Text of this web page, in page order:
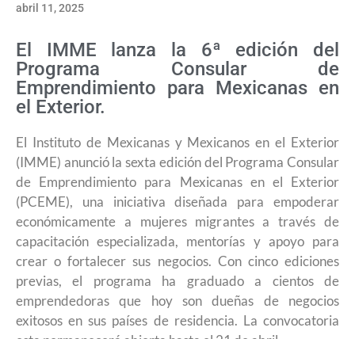
abril 11, 2025
El IMME lanza la 6ª edición del
Programa Consular de
Emprendimiento para Mexicanas en
el Exterior.
El Instituto de Mexicanas y Mexicanos en el Exterior
(IMME) anunció la sexta edición del Programa Consular
de Emprendimiento para Mexicanas en el Exterior
(PCEME), una iniciativa diseñada para empoderar
económicamente a mujeres migrantes a través de
capacitación especializada, mentorías y apoyo para
crear o fortalecer sus negocios. Con cinco ediciones
previas, el programa ha graduado a cientos de
emprendedoras que hoy son dueñas de negocios
exitosos en sus países de residencia. La convocatoria